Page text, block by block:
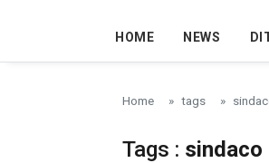
HOME NEWS
Home tags
Tags : sindaco